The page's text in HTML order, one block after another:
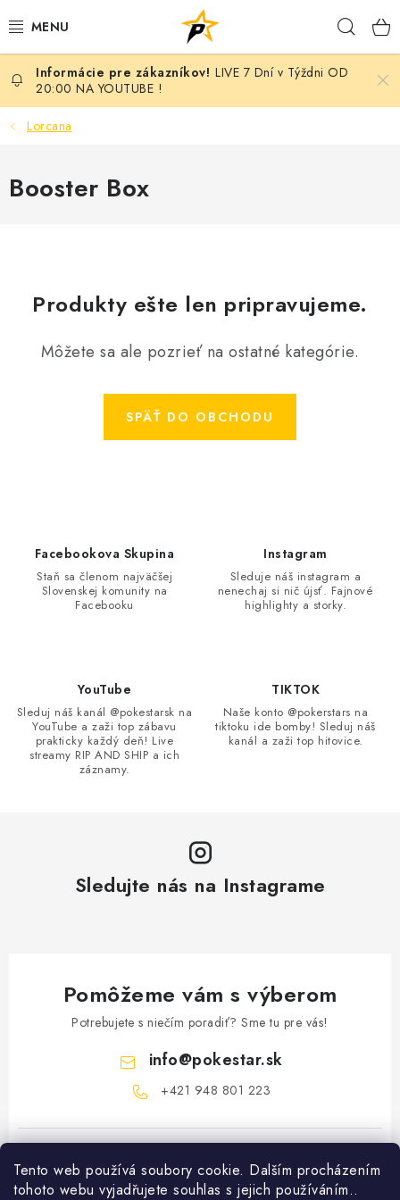
Tento web používá soubory cookie. Dalším procházením
tohoto webu vyjadřujete souhlas s jejich používáním..
na
POKÉMON
BREAK NIGHT SEPAR VOL.7 - MONARCH EDITION
MAGIC THE GATHERING
ANIME
STAR WARS
Čo je RIP and SHIP?
Obchodné podmienky
Podmienky ochrany osobných údajov
Moja objednávka
Odstúpenie od zmluvy formou elektronického formulára
LIVE 7 Dní v Týždni OD
20:00 NA YOUTUBE !
Lorcana
Booster Box
Produkty ešte len pripravujeme.
Môžete sa ale pozrieť na ostatné kategórie.
SPÄŤ DO OBCHODU
Facebookova Skupina
Staň sa členom najväčšej
Slovenskej komunity na
Facebooku
Instagram
Sleduje náš instagram a
nenechaj si nič újsť. Fajnové
highlighty a storky.
YouTube
Sleduj náš kanál @pokestarsk na
YouTube a zaži top zábavu
prakticky každý deň! Live
streamy RIP AND SHIP a ich
záznamy.
TIKTOK
Naše konto @pokerstars na
tiktoku ide bomby! Sleduj náš
kanál a zaži top hitovice.
Sledujte nás na Instagrame
Pomôžeme vám s výberom
Potrebujete s niečím poradiť? Sme tu pre vás!
info@pokestar.sk
‪+421 948 801 223